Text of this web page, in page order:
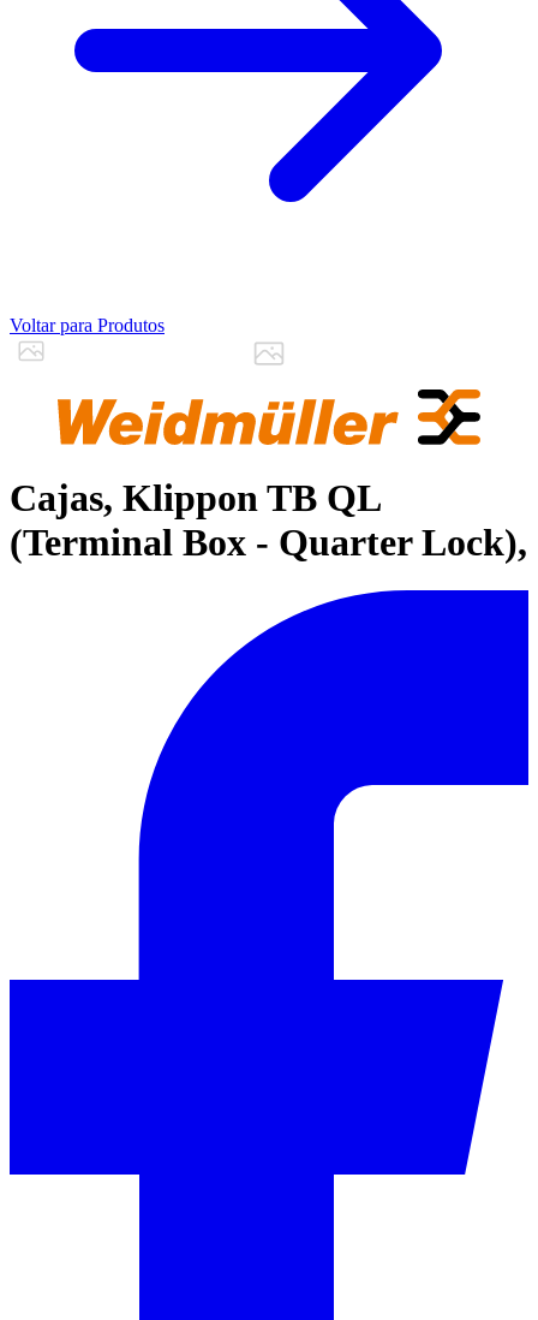
Voltar para Produtos
Cajas, Klippon TB QL
(Terminal Box - Quarter Lock),